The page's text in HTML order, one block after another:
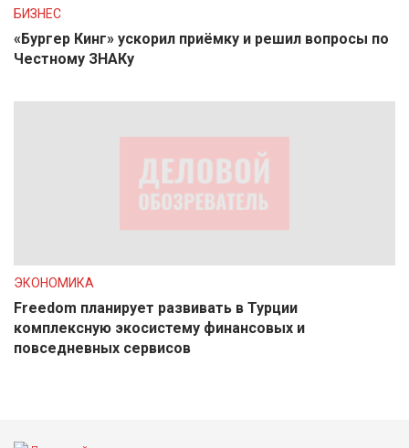
БИЗНЕС
«Бургер Кинг» ускорил приёмку и решил вопросы по
Честному ЗНАКу
ЭКОНОМИКА
Freedom планирует развивать в Турции
комплексную экосистему финансовых и
повседневных сервисов